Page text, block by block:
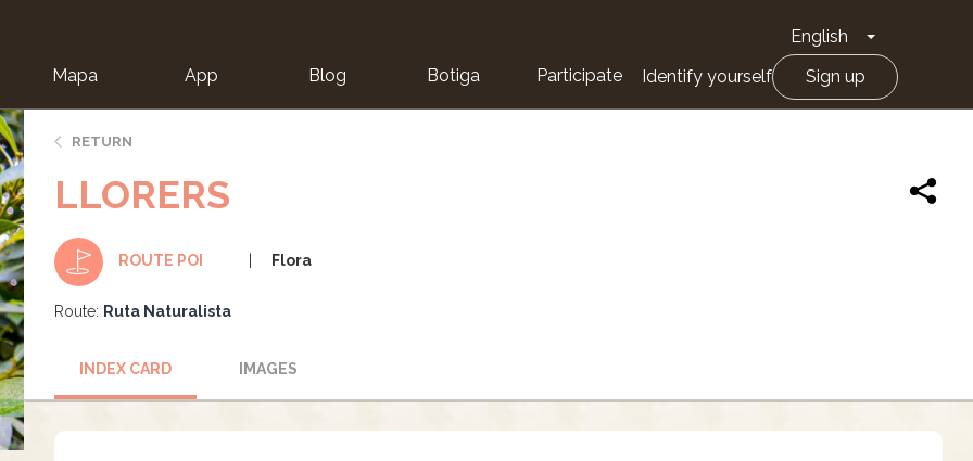
English Toggle
Mapa App Blog Botiga Participate Identify yourself Sign up
RETURN
LLORERS
ROUTE POI Flora
Route: Ruta Naturalista
INDEX CARD IMAGES